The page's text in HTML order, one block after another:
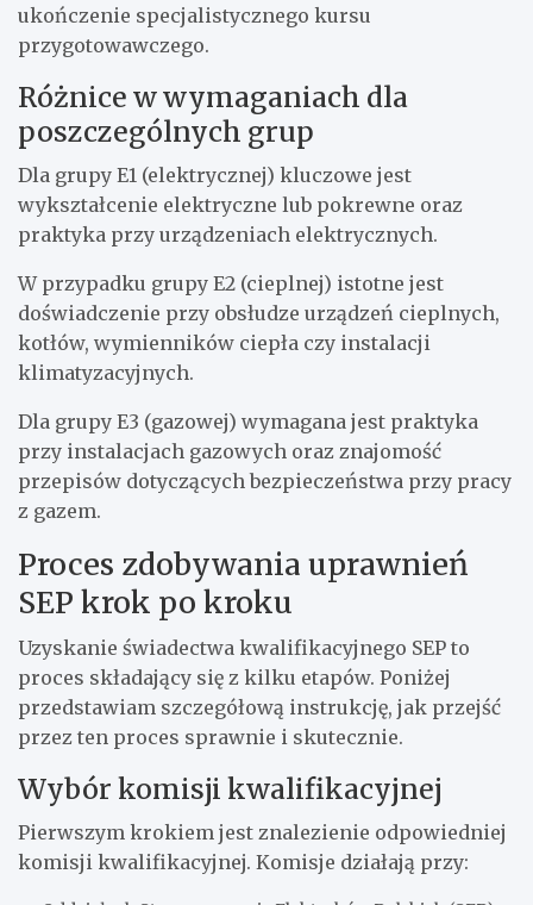
ukończenie specjalistycznego kursu
przygotowawczego.
Różnice w wymaganiach dla
poszczególnych grup
Dla grupy E1 (elektrycznej) kluczowe jest
wykształcenie elektryczne lub pokrewne oraz
praktyka przy urządzeniach elektrycznych.
W przypadku grupy E2 (cieplnej) istotne jest
doświadczenie przy obsłudze urządzeń cieplnych,
kotłów, wymienników ciepła czy instalacji
klimatyzacyjnych.
Dla grupy E3 (gazowej) wymagana jest praktyka
przy instalacjach gazowych oraz znajomość
przepisów dotyczących bezpieczeństwa przy pracy
z gazem.
Proces zdobywania uprawnień
SEP krok po kroku
Uzyskanie świadectwa kwalifikacyjnego SEP to
proces składający się z kilku etapów. Poniżej
przedstawiam szczegółową instrukcję, jak przejść
przez ten proces sprawnie i skutecznie.
Wybór komisji kwalifikacyjnej
Pierwszym krokiem jest znalezienie odpowiedniej
komisji kwalifikacyjnej. Komisje działają przy: